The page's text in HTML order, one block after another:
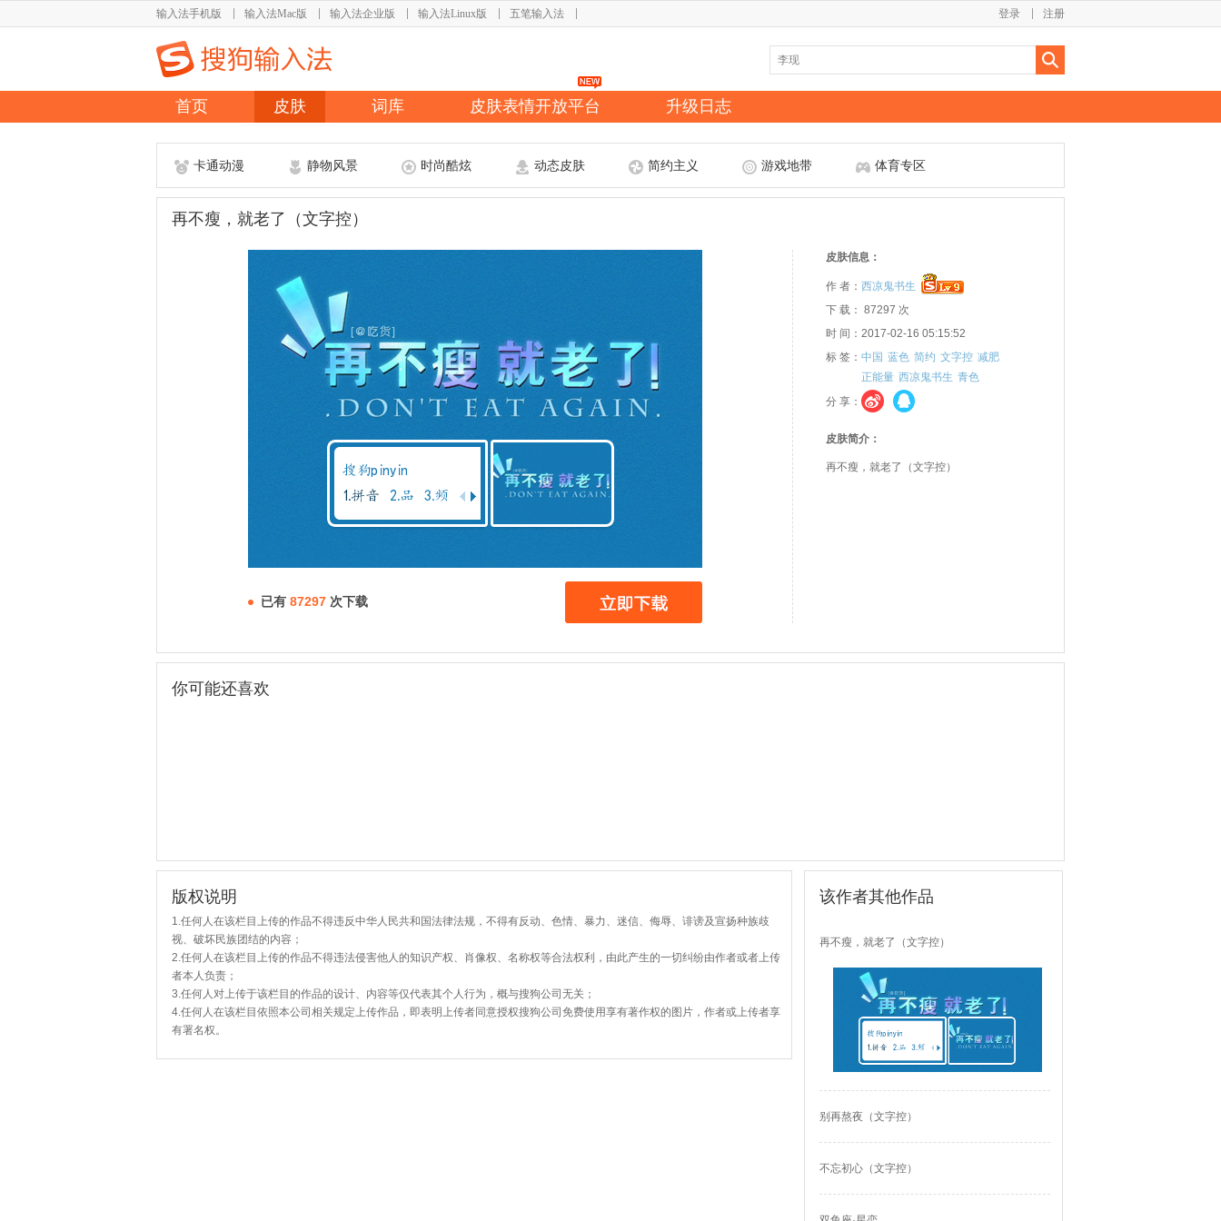
输入法手机版 输入法Mac版 输入法企业版 输入法Linux版 五笔输入法 注册
登录
首页 皮肤 词库 皮肤表情开放平台 升级日志
卡通动漫 静物风景 时尚酷炫 动态皮肤 简约主义 游戏地带 体育专区
再不瘦，就老了（文字控）
已有 87297 次下载
皮肤信息：
作 者： 西凉鬼书生
下 载： 87297 次
时 间：2017-02-16 05:15:52
标 签： 中国 蓝色 简约 文字控 减肥
正能量 西凉鬼书生 青色
分 享：
皮肤简介：
再不瘦，就老了（文字控）
你可能还喜欢
版权说明
1.任何人在该栏目上传的作品不得违反中华人民共和国法律法规，不得有反动、色情、暴力、迷信、侮辱、诽谤及宣扬种族歧
视、破坏民族团结的内容；
2.任何人在该栏目上传的作品不得违法侵害他人的知识产权、肖像权、名称权等合法权利，由此产生的一切纠纷由作者或者上传
者本人负责；
3.任何人对上传于该栏目的作品的设计、内容等仅代表其个人行为，概与搜狗公司无关；
4.任何人在该栏目依照本公司相关规定上传作品，即表明上传者同意授权搜狗公司免费使用享有著作权的图片，作者或上传者享
有署名权。
该作者其他作品
再不瘦，就老了（文字控）
别再熬夜（文字控）
不忘初心（文字控）